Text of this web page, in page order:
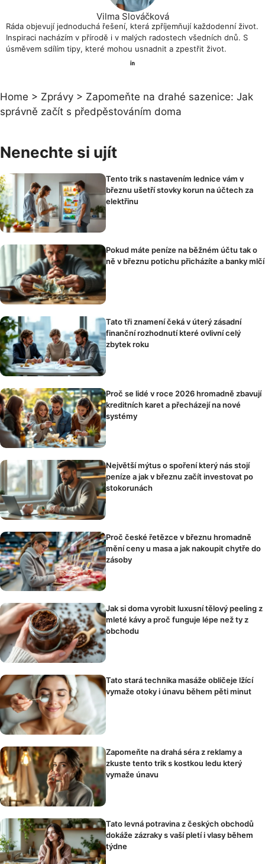
Vilma Slováčková
Ráda objevují jednoduchá řešení, která zpříjemňují každodenní život.
Inspiraci nacházím v přírodě i v malých radostech všedních dnů. S
úsměvem sdílím tipy, které mohou usnadnit a zpestřit život.
Home > Zprávy > Zapomeňte na drahé sazenice: Jak
správně začít s předpěstováním doma
Nenechte si ujít
Tento trik s nastavením lednice vám v
březnu ušetří stovky korun na účtech za
elektřinu
Pokud máte peníze na běžném účtu tak o
ně v březnu potichu přicházíte a banky mlčí
Tato tři znamení čeká v úterý zásadní
finanční rozhodnutí které ovlivní celý
zbytek roku
Proč se lidé v roce 2026 hromadně zbavují
kreditních karet a přecházejí na nové
systémy
Největší mýtus o spoření který nás stojí
peníze a jak v březnu začít investovat po
stokorunách
Proč české řetězce v březnu hromadně
mění ceny u masa a jak nakoupit chytře do
zásoby
Jak si doma vyrobit luxusní tělový peeling z
mleté kávy a proč funguje lépe než ty z
obchodu
Tato stará technika masáže obličeje lžící
vymaže otoky i únavu během pěti minut
Zapomeňte na drahá séra z reklamy a
zkuste tento trik s kostkou ledu který
vymaže únavu
Tato levná potravina z českých obchodů
dokáže zázraky s vaší pletí i vlasy během
týdne